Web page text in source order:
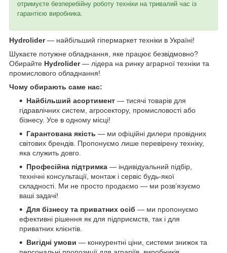
отримуєте безперебійну роботу техніки на тривалий час із
гарантією виробника.
Hydrolider— найбільший гіпермаркет техніки в Україні!
Шукаєте потужне обладнання, яке працює безвідмовно?
Обирайте Hydrolider— лідера на ринку аграрної техніки та
промислового обладнання!
Чому обирають саме нас:
Найбільший асортимент — тисячі товарів для
гідравлічних систем, агросектору, промисловості або
бізнесу. Усе в одному місці!
Гарантована якість — ми офіційні дилери провідних
світових брендів. Пропонуємо лише перевірену техніку,
яка служить довго.
Професійна підтримка — індивідуальний підбір,
технічні консультації, монтаж і сервіс будь-якої
складності. Ми не просто продаємо — ми розв’язуємо
ваші задачі!
Для бізнесу та приватних осіб — ми пропонуємо
ефективні рішення як для підприємств, так і для
приватних клієнтів.
Вигідні умови — конкурентні ціни, системи знижок та